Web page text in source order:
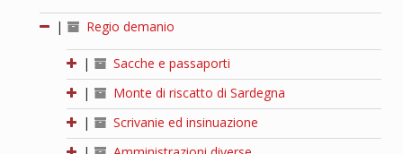
| Regio demanio
|
Sacche e passaporti
|
Monte di riscatto di Sardegna
|
Scrivanie ed insinuazione